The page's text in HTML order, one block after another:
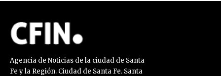
Agencia de Noticias de la ciudad de Santa
Fe y la Región. Ciudad de Santa Fe. Santa